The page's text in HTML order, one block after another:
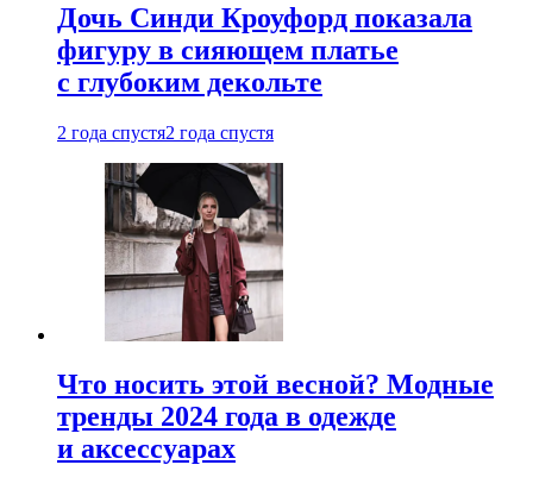
Дочь Синди Кроуфорд показала
фигуру в сияющем платье
с глубоким декольте
2 года спустя2 года спустя
Что носить этой весной? Модные
тренды 2024 года в одежде
и аксессуарах